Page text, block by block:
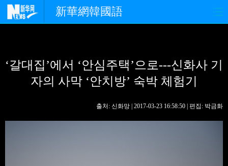
新華網韓國語
경제 사회 포토
중한교류 핫 TV 문화
‘갈대집’에서 ‘안심주택’으로---신화사 기
자의 사막 ‘안치방’ 숙박 체험기
출처: 신화망 | 2017-03-23 16:58:50 | 편집: 박금화